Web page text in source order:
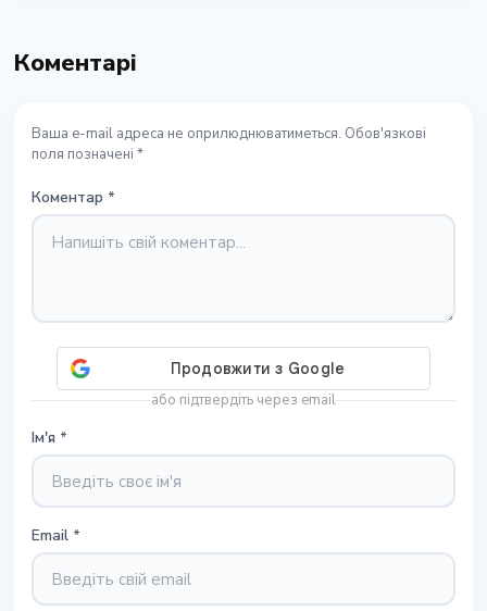
Коментарі
Ваша e-mail адреса не оприлюднюватиметься. Обов'язкові
поля позначені *
Коментар *
або підтвердіть через email
Ім'я *
Email *